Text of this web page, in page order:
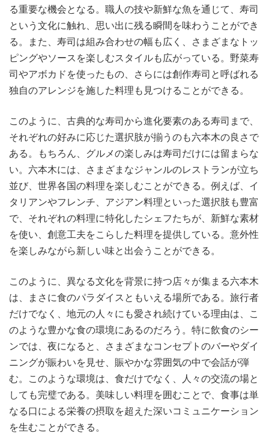
る重要な機会となる。職人の技や新鮮な魚を通じて、寿司
という文化に触れ、思い出に残る瞬間を味わうことができ
る。また、寿司は組み合わせの幅も広く、さまざまなトッ
ピングやソースを楽しむスタイルも広がっている。野菜寿
司やアボカドを使ったもの、さらには創作寿司と呼ばれる
独自のアレンジを施した料理も見つけることができる。
このように、古典的な寿司から進化要素のある寿司まで、
それぞれの好みに応じた選択肢が揃うのも六本木の良さで
ある。もちろん、グルメの楽しみは寿司だけには留まらな
い。六本木には、さまざまなジャンルのレストランが立ち
並び、世界各国の料理を楽しむことができる。例えば、イ
タリアンやフレンチ、アジアン料理といった選択肢も豊富
で、それぞれの料理に特化したシェフたちが、新鮮な素材
を使い、創意工夫をこらした料理を提供している。意外性
を楽しみながら新しい味と出会うことができる。
このように、異なる文化を背景に持つ店々が集まる六本木
は、まさに食のパラダイスともいえる場所である。旅行者
だけでなく、地元の人々にも愛され続けている理由は、こ
のような豊かな食の環境にあるのだろう。特に飲食のシー
ンでは、夜になると、さまざまなコンセプトのバーやダイ
ニングが賑わいを見せ、賑やかな雰囲気の中で会話が弾
む。このような環境は、食だけでなく、人々の交流の場と
しても完璧である。美味しい料理を囲むことで、食事は単
なる口による栄養の摂取を超えた深いコミュニケーション
を生むことができる。